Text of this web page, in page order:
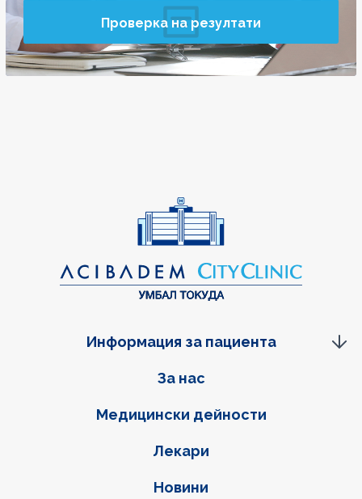
Проверка на резултати
Фуутер навигация
За нас
Медицински дейности
Лекари
Новини
Информация за пациента